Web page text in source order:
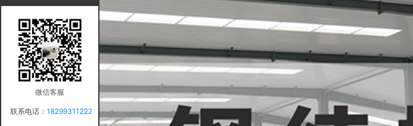
微信客服
联系电话：18299311222